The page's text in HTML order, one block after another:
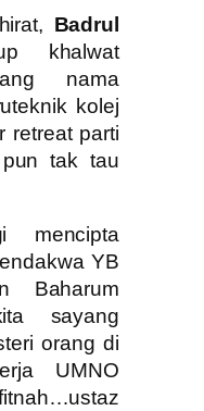
Badrul
khalwat
nama
kolej
retreat parti
tak tau
mencipta
YB
Baharum
sayang
orang di
UMNO